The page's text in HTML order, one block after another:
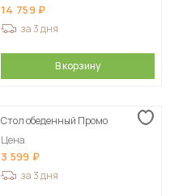
14 759
за 3 дня
В корзину
Стол обеденный Промо
Цена
3 599
за 3 дня